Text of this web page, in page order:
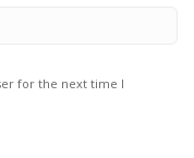
for the next time I